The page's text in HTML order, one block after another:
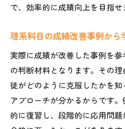
で、効率的に成績向上を目指せ
理系科目の成績改善事例から
実際に成績が改善した事例を
の判断材料となります。その
徒がどのように克服したかを
アプローチが分かるからです
的に復習し、段階的に応用問